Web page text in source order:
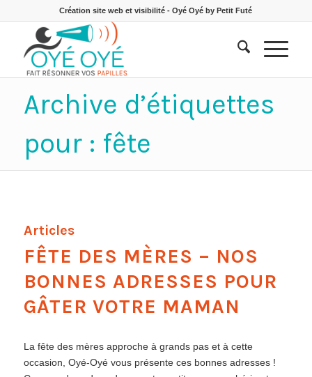
Création site web et visibilité - Oyé Oyé by Petit Futé
Archive d’étiquettes
pour : fête
Articles
FÊTE DES MÈRES – NOS
BONNES ADRESSES POUR
GÂTER VOTRE MAMAN
La fête des mères approche à grands pas et à cette
occasion, Oyé-Oyé vous présente ces bonnes adresses !